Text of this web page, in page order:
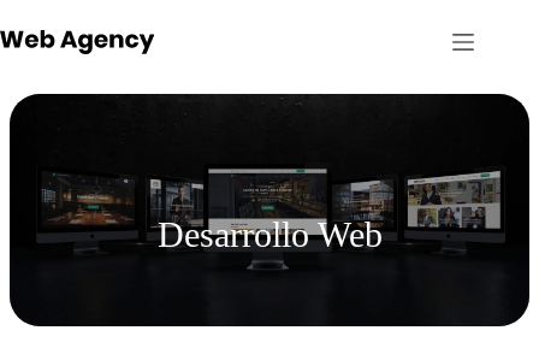
to
content
Desarrollo Web